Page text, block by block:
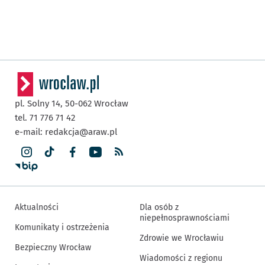
pl. Solny 14, 50-062 Wrocław
tel. 71 776 71 42
e-mail: redakcja@araw.pl
Aktualności
Komunikaty i ostrzeżenia
Bezpieczny Wrocław
Dla osób z
niepełnosprawnościami
Zdrowie we Wrocławiu
Wiadomości z regionu